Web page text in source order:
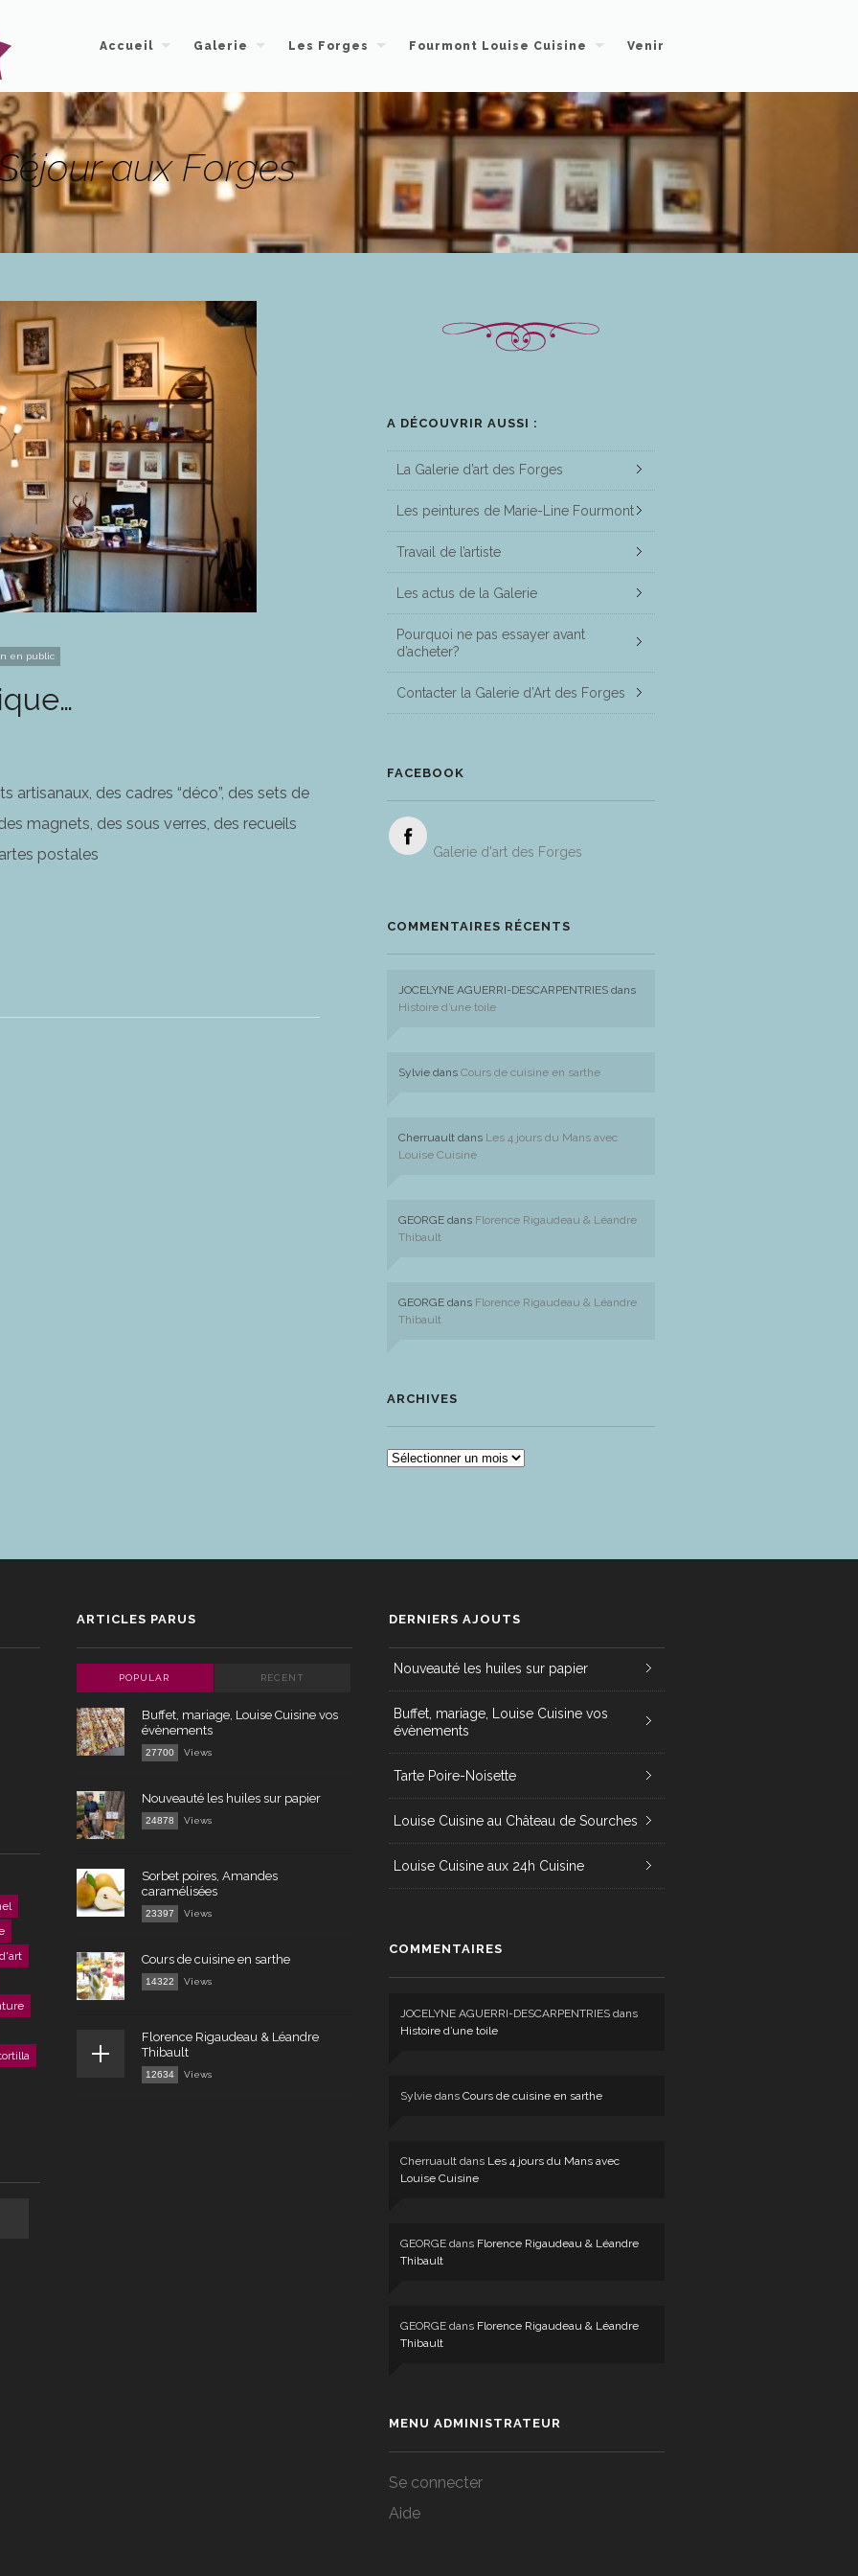
Accueil Galerie Les Forges Fourmont Louise Cuisine Venir
aux Forges
en public
artisanaux, des cadres “déco”, des sets de
magnets, des sous verres, des recueils
postales
A DÉCOUVRIR AUSSI :
La Galerie d’art des Forges
Les peintures de Marie-Line Fourmont
Travail de l’artiste
Les actus de la Galerie
Pourquoi ne pas essayer avant
d’acheter?
Contacter la Galerie d’Art des Forges
FACEBOOK
Galerie d'art des Forges
COMMENTAIRES RÉCENTS
JOCELYNE AGUERRI-DESCARPENTRIES dans
Histoire d’une toile
Sylvie dans Cours de cuisine en sarthe
Cherruault dans Les 4 jours du Mans avec
Louise Cuisine
GEORGE dans Florence Rigaudeau & Léandre
Thibault
GEORGE dans Florence Rigaudeau & Léandre
Thibault
ARCHIVES
ARCHIVES
ARTICLES PARUS
POPULAR RECENT
Buffet, mariage, Louise Cuisine vos
évènements
27700 Views
Nouveauté les huiles sur papier
24878 Views
Sorbet poires, Amandes
caramélisées
23397 Views
Cours de cuisine en sarthe
14322 Views
Florence Rigaudeau & Léandre
Thibault
12634 Views
DERNIERS AJOUTS
Nouveauté les huiles sur papier
Buffet, mariage, Louise Cuisine vos
évènements
Tarte Poire-Noisette
Louise Cuisine au Château de Sourches
Louise Cuisine aux 24h Cuisine
COMMENTAIRES
JOCELYNE AGUERRI-DESCARPENTRIESdans
Histoire d’une toile
Sylviedans Cours de cuisine en sarthe
Cherruaultdans Les 4 jours du Mans avec
Louise Cuisine
GEORGEdans Florence Rigaudeau & Léandre
Thibault
GEORGEdans Florence Rigaudeau & Léandre
Thibault
MENU ADMINISTRATEUR
Se connecter
Aide